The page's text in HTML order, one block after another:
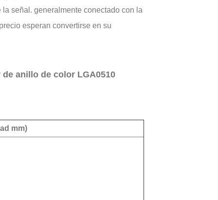
señal. generalmente conectado con la
esperan convertirse en su
anillo de color LGA0510
mm)